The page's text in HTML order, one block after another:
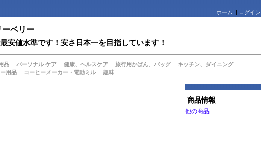
ホーム | ログイン
ーベリー
安値水準です！安さ日本一を目指しています！
品 パーソナル ケア 健康、ヘルスケア 旅行用かばん、バッグ
キッチン、ダイニング
用品 コーヒーメーカー・電動ミル 趣味
商品情報
他の商品